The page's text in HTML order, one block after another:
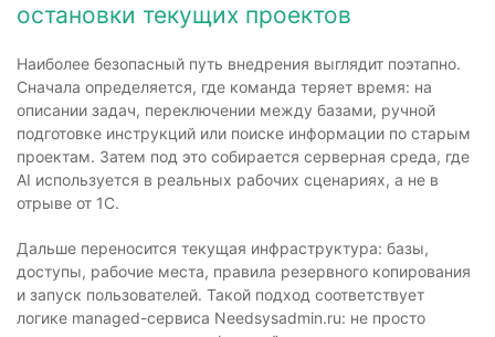
остановки текущих проектов
Наиболее безопасный путь внедрения выглядит поэтапно.
Сначала определяется, где команда теряет время: на
описании задач, переключении между базами, ручной
подготовке инструкций или поиске информации по старым
проектам. Затем под это собирается серверная среда, где
AI используется в реальных рабочих сценариях, а не в
отрыве от 1С.
Дальше переносится текущая инфраструктура: базы,
доступы, рабочие места, правила резервного копирования
и запуск пользователей. Такой подход соответствует
логике managed-сервиса Needsysadmin.ru: не просто